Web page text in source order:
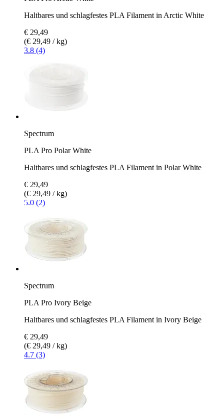
Haltbares und schlagfestes PLA Filament in Arctic White
€ 29,49
(€ 29,49 / kg)
3.8 (4)
Spectrum
PLA Pro Polar White
Haltbares und schlagfestes PLA Filament in Polar White
€ 29,49
(€ 29,49 / kg)
5.0 (2)
Spectrum
PLA Pro Ivory Beige
Haltbares und schlagfestes PLA Filament in Ivory Beige
€ 29,49
(€ 29,49 / kg)
4.7 (3)